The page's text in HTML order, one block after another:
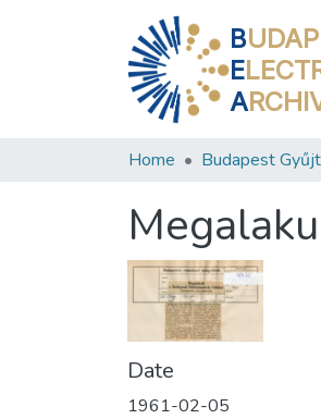
B
E
A
Home Budapest
Date
1961-02-05